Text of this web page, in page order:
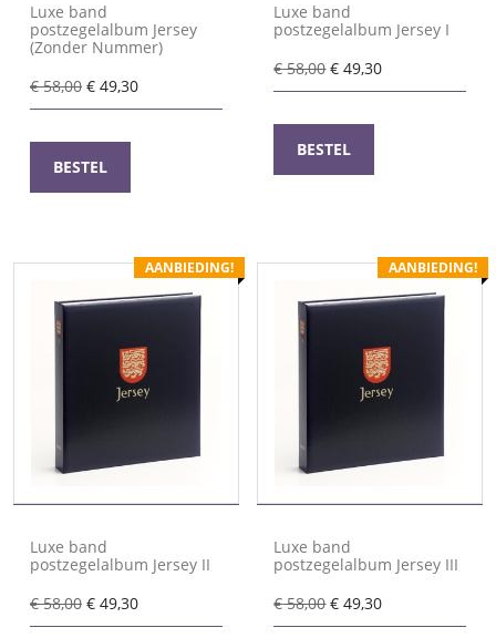
Luxe band
postzegelalbum Jersey
(Zonder Nummer)
€58,00 Oorspronkelijke
prijs
€ 58,00.
€ 49,30Huidige
prijs
BESTEL
Luxe band
postzegelalbum Jersey I
€58,00Oorspronkelijke
prijs
€ 58,00.
€ 49,30Huidige
prijs
BESTEL
AANBIEDING!
Luxe band
postzegelalbum Jersey II
€58,00 Oorspronkelijke
prijs
€ 49,30Huidige
prijs
AANBIEDING!
Luxe band
postzegelalbum Jersey III
€58,00Oorspronkelijke
prijs
€ 49,30Huidige
prijs